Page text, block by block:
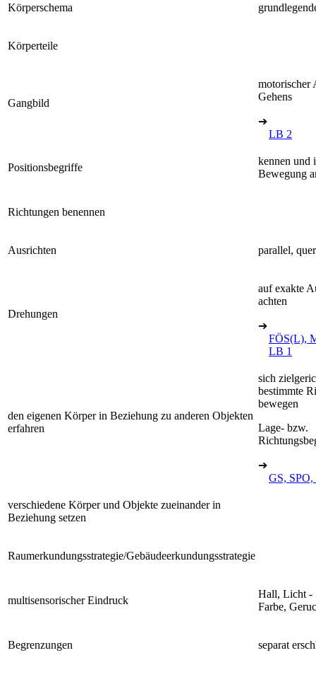
Körperschema
Körperteile
Gangbild
motorischer
Gehens
➔
LB 2
Positionsbegriffe
kennen und
Bewegung
Richtungen benennen
Ausrichten parallel, quer
Drehungen
auf exakte
achten
➔
FÖS(L),
LB 1
den eigenen Körper in Beziehung zu anderen Objekten
erfahren
sich
bestimmte
bewegen
Lage- bzw.
➔
GS,
verschiedene Körper und Objekte zueinander in
Beziehung setzen
Raumerkundungsstrategie/Gebäudeerkundungsstrategie
multisensorischer Eindruck
Hall, Licht -
Farbe,
Begrenzungen separat